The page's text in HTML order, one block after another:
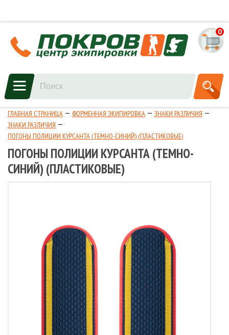
0
ГЛАВНАЯ СТРАНИЦА ФОРМЕННАЯ ЭКИПИРОВКА
ЗНАКИ РАЗЛИЧИЯ
ЗНАКИ РАЗЛИЧИЯ
ПОГОНЫ ПОЛИЦИИ КУРСАНТА (ТЕМНО-СИНИЙ) (ПЛАСТИКОВЫЕ)
ПОГОНЫ ПОЛИЦИИ КУРСАНТА (ТЕМНО-
СИНИЙ) (ПЛАСТИКОВЫЕ)